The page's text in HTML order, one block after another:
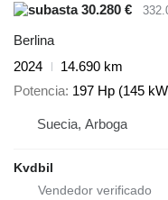
30.280 €
Berlina
2024
14.690 km
Potencia 197 Hp (145
Suecia, Arboga
Kvdbil